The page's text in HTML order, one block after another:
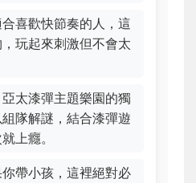
喜歡快節奏的人，這
玩起來刺激但不會太
太漆彈主題樂園的獨
隊解謎，結合漆彈遊
上癮。
帶小孩，這裡絕對必